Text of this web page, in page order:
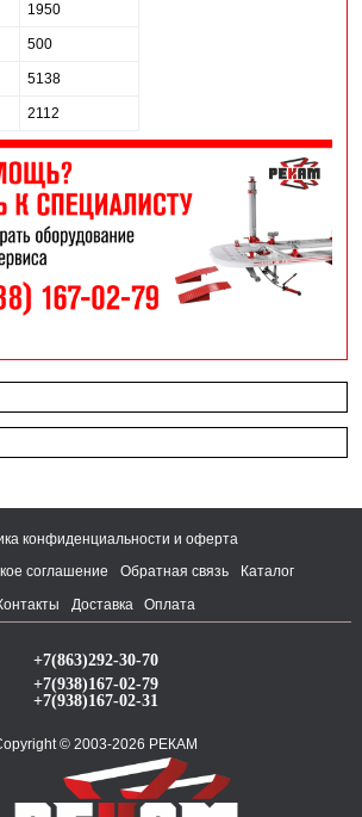
1950
500
5138
2112
конфиденциальности и оферта
соглашение
Обратная связь
Каталог
Доставка Оплата
+7(863)292-30-70
+7(938)167-02-79
+7(938)167-02-31
© 2003-2026 РЕКАМ